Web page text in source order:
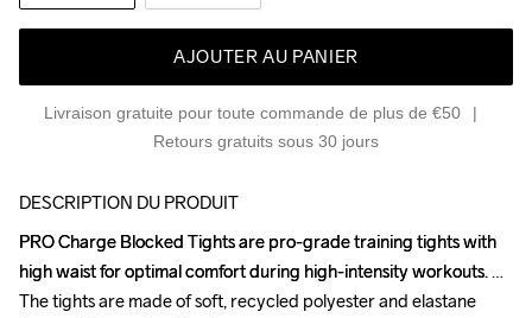
AJOUTER AU PANIER
Livraison gratuite pour toute commande de plus de €50
Retours gratuits sous 30 jours
DESCRIPTION DU PRODUIT
PRO Charge Blocked Tights are pro-grade training tights with
high waist for optimal comfort during high-intensity workouts.
The tights are made of soft, recycled polyester and elastane
PRO Charge Blocked Tights are pro-grade training tights with
high waist for optimal comfort during high-intensity workouts.
The tights are made of soft, recycled polyester and elastane